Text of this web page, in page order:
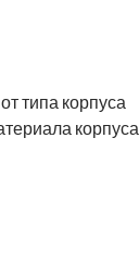
типа корпуса
корпуса